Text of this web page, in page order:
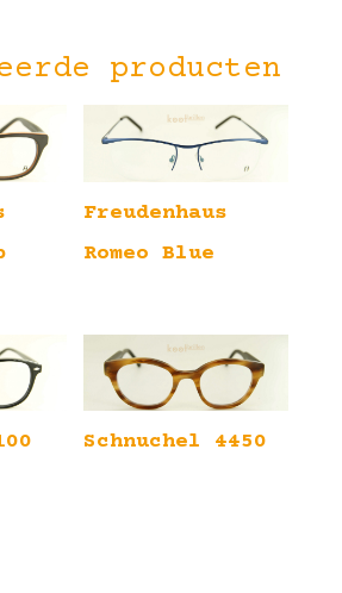
producten
Freudenhaus
Romeo Blue
Schnuchel 4450